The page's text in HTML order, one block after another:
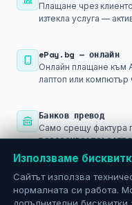
Използваме
Сайтът използва
нормалната си работа.
Плащане чрез
изтекла услуга —
ePay.bg — онлайн
Онлайн плащане към
лаптоп или компютър
Банков превод
Само срещу фактура
PayPal
Плащане след
онлайн разплащания.